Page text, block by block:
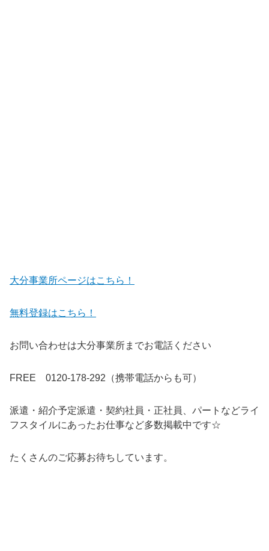
大分事業所ページはこちら！
無料登録はこちら！
お問い合わせは大分事業所までお電話ください
FREE 0120-178-292（携帯電話からも可）
派遣・紹介予定派遣・契約社員・正社員、パートなどライ
フスタイルにあったお仕事など多数掲載中です☆
たくさんのご応募お待ちしています。